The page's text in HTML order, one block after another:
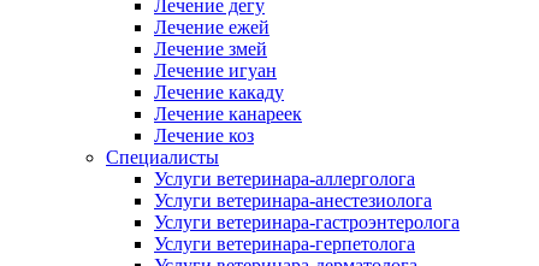
Лечение дегу
Лечение ежей
Лечение змей
Лечение игуан
Лечение какаду
Лечение канареек
Лечение коз
Специалисты
Услуги ветеринара-аллерголога
Услуги ветеринара-анестезиолога
Услуги ветеринара-гастроэнтеролога
Услуги ветеринара-герпетолога